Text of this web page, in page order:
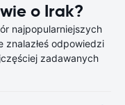
o Irak?
najpopularniejszych
odpowiedzi
zadawanych